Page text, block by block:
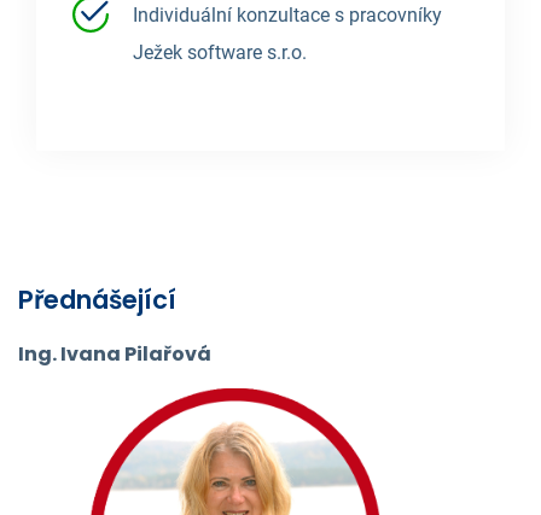
Individuální konzultace s pracovníky
Ježek software s.r.o.
Přednášející
Ing. Ivana Pilařová